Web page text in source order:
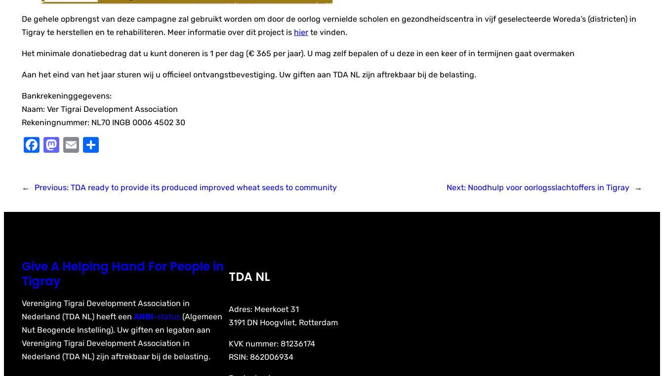
De gehele opbrengst van deze campagne zal gebruikt worden om door de oorlog vernielde scholen en gezondheidscentra in vijf geselecteerde Woreda’s (districten) in
Tigray te herstellen en te rehabiliteren. Meer informatie over dit project is hier te vinden.
Het minimale donatiebedrag dat u kunt doneren is 1 per dag (€ 365 per jaar). U mag zelf bepalen of u deze in een keer of in termijnen gaat overmaken
Aan het eind van het jaar sturen wij u officieel ontvangstbevestiging. Uw giften aan TDA NL zijn aftrekbaar bij de belasting.
Bankrekeninggegevens:
Naam: Ver Tigrai Development Association
Rekeningnummer: NL70 INGB 0006 4502 30
Facebook
Mastodon
Email
← Previous: TDA ready to provide its produced improved wheat seeds to community Next: Noodhulp voor oorlogsslachtoffers in Tigray →
Give A Helping Hand For People in
Tigray
Vereniging Tigrai Development Association in
Nederland (TDA NL) heeft een ANBI-status (Algemeen
Nut Beogende Instelling). Uw giften en legaten aan
Vereniging Tigrai Development Association in
Nederland (TDA NL) zijn aftrekbaar bij de belasting.
TDA NL
Adres: Meerkoet 31
3191 DN Hoogvliet, Rotterdam
KVK nummer: 81236174
RSIN: 862006934